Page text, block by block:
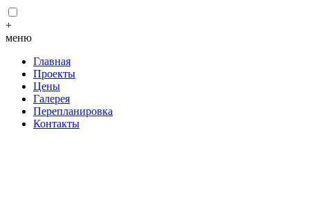
+
меню
Главная
Проекты
Цены
Галерея
Перепланировка
Контакты